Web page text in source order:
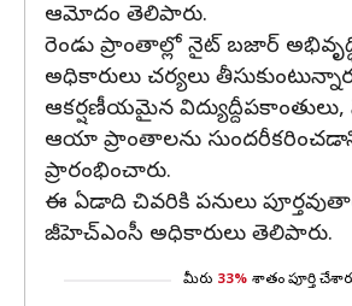
ఆమోదం తెలిపారు.
రెండు ప్రాంతాల్లో నైట్ బజార్
అధికారులు చర్యలు
ఆకర్షణీయమైన విద్యుద్దీపకాంతులు,
ఆయా ప్రాంతాలను
ప్రారంభించారు.
ఈ ఏడాది చివరికి పనులు
జీహెచ్‌ఎంసీ అధికారులు తెలిపారు.
మీరు 33% శాతం పూర్తి